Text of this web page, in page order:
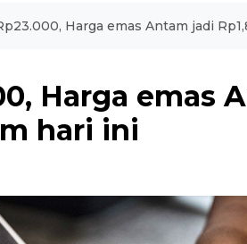
Harga emas Antam jadi
Harga emas
hari ini